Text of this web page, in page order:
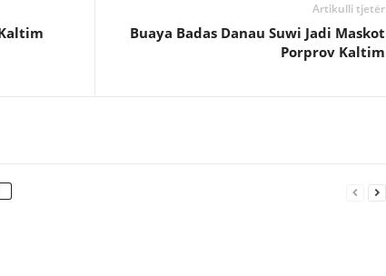
Artikulli tjetër
Buaya Badas Danau Suwi Jadi Maskot
Porprov Kaltim